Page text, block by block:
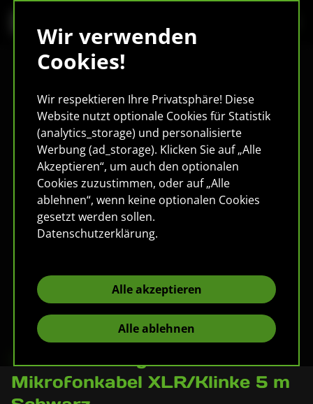
Wir verwenden
Cookies!
Wir respektieren Ihre Privatsphäre! Diese
Website nutzt optionale Cookies für Statistik
(analytics_storage) und personalisierte
Werbung (ad_storage). Klicken Sie auf „Alle
Akzeptieren“, um auch den optionalen
Cookies zuzustimmen, oder auf „Alle
ablehnen“, wenn keine optionalen Cookies
gesetzt werden sollen.
Datenschutzerklärung.
Alle akzeptieren
Alle ablehnen
Pronomic Stage XFJ-5
Mikrofonkabel XLR/Klinke 5 m